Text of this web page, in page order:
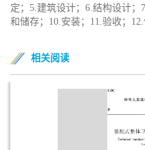
定；5.建筑设计；6.结构设计
和储存；10.安装；11.验收；12.
相关阅读